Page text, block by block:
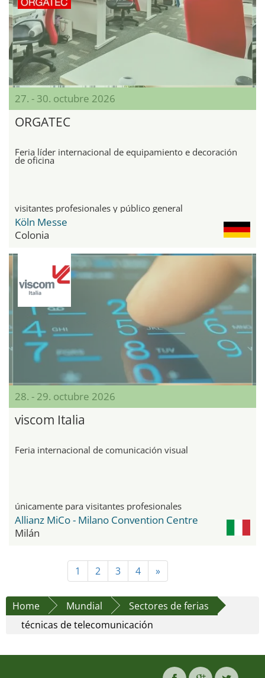
27. - 30. octubre 2026
ORGATEC
Feria líder internacional de equipamiento e decoración
de oficina
visitantes profesionales y público general
Köln Messe
Colonia
28. - 29. octubre 2026
viscom Italia
Feria internacional de comunicación visual
únicamente para visitantes profesionales
Allianz MiCo - Milano Convention Centre
Milán
1 2 3 4 »
Home Mundial
Sectores de ferias
técnicas de telecomunicación